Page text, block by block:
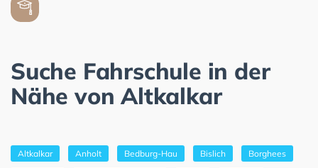
Suche Fahrschule in der
Nähe von Altkalkar
Altkalkar Anholt Bedburg-Hau Bislich Borghees